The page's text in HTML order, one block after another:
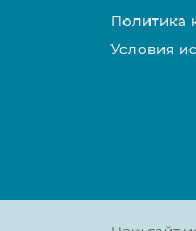
Политика
Условия